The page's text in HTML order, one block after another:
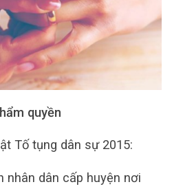
quyền
Tố tụng dân sự 2015:
nhân dân cấp huyện nơi